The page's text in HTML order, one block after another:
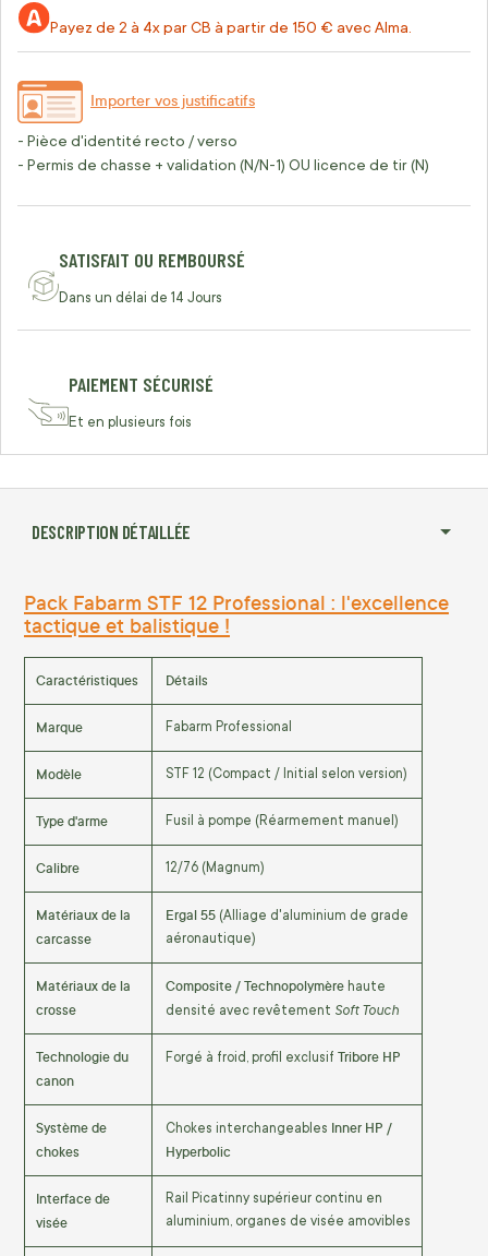
Payez de 2 à 4x par CB à partir de 150 € avec Alma.
Importer vos justificatifs
- Pièce d'identité recto / verso
- Permis de chasse + validation (N/N-1) OU licence de tir (N)
SATISFAIT OU REMBOURSÉ
Dans un délai de 14 Jours
PAIEMENT SÉCURISÉ
Et en plusieurs fois
DESCRIPTION DÉTAILLÉE
Pack Fabarm STF 12 Professional : l'excellence
tactique et balistique !
Caractéristiques Détails
Marque Fabarm Professional
Modèle STF 12 (Compact / Initial selon version)
Type d'arme Fusil à pompe (Réarmement manuel)
Calibre 12/76 (Magnum)
Matériaux de la
carcasse
Ergal 55 (Alliage d'aluminium de grade
aéronautique)
Matériaux de la
crosse
Composite / Technopolymère haute
densité avec revêtement Soft Touch
Technologie du
canon
Forgé à froid, profil exclusif Tribore HP
Système de
chokes
Chokes interchangeables Inner HP /
Hyperbolic
Interface de
visée
Rail Picatinny supérieur continu en
aluminium, organes de visée amovibles